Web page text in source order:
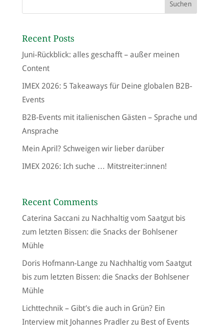
Recent Posts
Juni-Rückblick: alles geschafft – außer meinen
Content
IMEX 2026: 5 Takeaways für Deine globalen B2B-
Events
B2B-Events mit italienischen Gästen – Sprache und
Ansprache
Mein April? Schweigen wir lieber darüber
IMEX 2026: Ich suche … Mitstreiter:innen!
Recent Comments
Caterina Saccani zu Nachhaltig vom Saatgut bis
zum letzten Bissen: die Snacks der Bohlsener
Mühle
Doris Hofmann-Lange zu Nachhaltig vom Saatgut
bis zum letzten Bissen: die Snacks der Bohlsener
Mühle
Lichttechnik – Gibt’s die auch in Grün? Ein
Interview mit Johannes Pradlerzu Best of Events